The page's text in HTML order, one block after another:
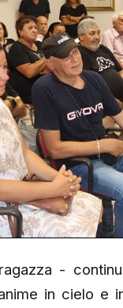
-
in cielo e